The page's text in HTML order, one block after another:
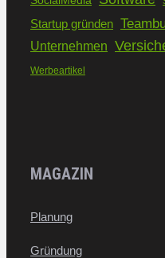
Startup gründen
Unternehmen
Werbeartikel
MAGAZIN
Planung
Gründung